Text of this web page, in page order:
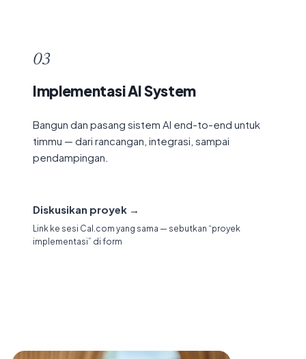
03
Implementasi AI System
Bangun dan pasang sistem AI end-to-end untuk
timmu — dari rancangan, integrasi, sampai
pendampingan.
Diskusikan proyek →
Link ke sesi Cal.com yang sama — sebutkan “proyek
implementasi” di form